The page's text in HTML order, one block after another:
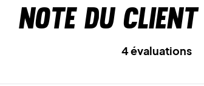
Note du client
4 évaluations